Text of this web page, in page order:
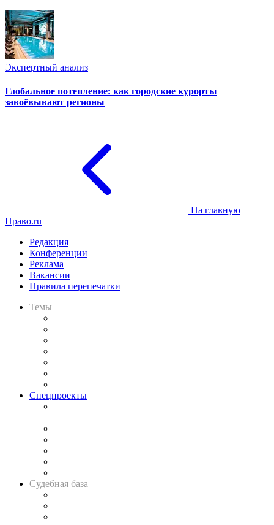
Экспертный анализ
Глобальное потепление: как городские курорты
завоёвывают регионы
На главную
Право.ru
Редакция
Конференции
Реклама
Вакансии
Правила перепечатки
Темы
Спецпроекты
Судебная база